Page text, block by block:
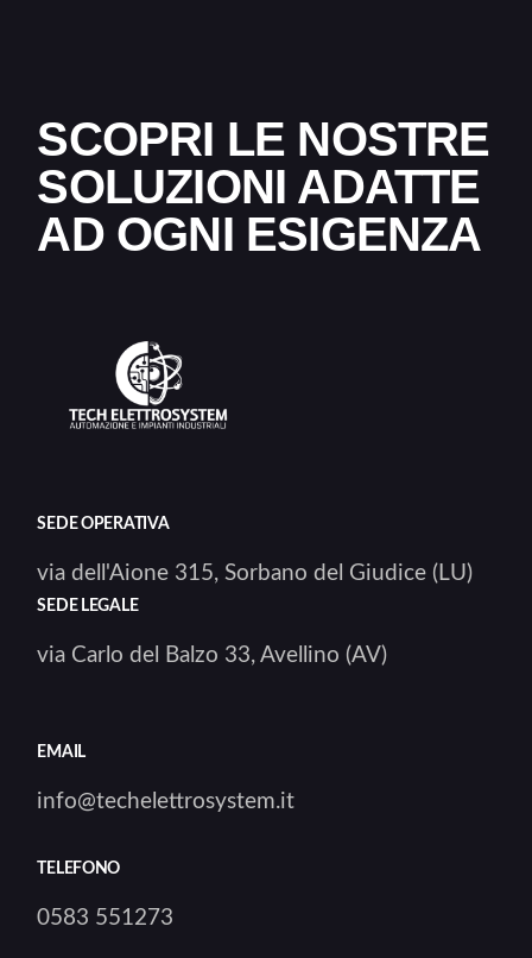
SCOPRI LE NOSTRE
SOLUZIONI ADATTE
AD OGNI ESIGENZA
SEDE OPERATIVA
via dell'Aione 315, Sorbano del Giudice (LU)
SEDE LEGALE
via Carlo del Balzo 33, Avellino (AV)
EMAIL
info@techelettrosystem.it
TELEFONO
0583 551273